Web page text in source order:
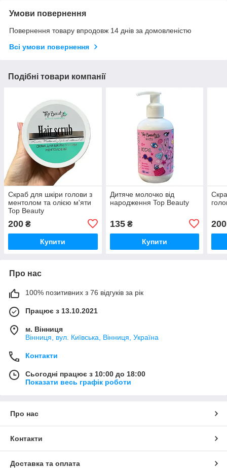
Умови повернення
Повернення товару впродовж 14 днів за домовленістю
Всі умови повернення
Подібні товари компанії
Скраб для шкіри голови з
ментолом та олією м'яти
Top Beauty
200 ₴
Купити
Дитяче молочко від
народження Top Beauty
135₴
Купити
200
Про нас
100% позитивних з 76 відгуків за рік
Працює з 13.10.2021
м. Вінниця
Вінниця, вул. Київська, Вінниця, Україна
Контакти
Сьогодні працює з 10:00 до 18:00
Показати весь графік роботи
Про нас
Контакти
Доставка та оплата